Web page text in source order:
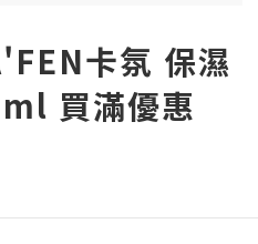
卡氛 保濕
買滿優惠